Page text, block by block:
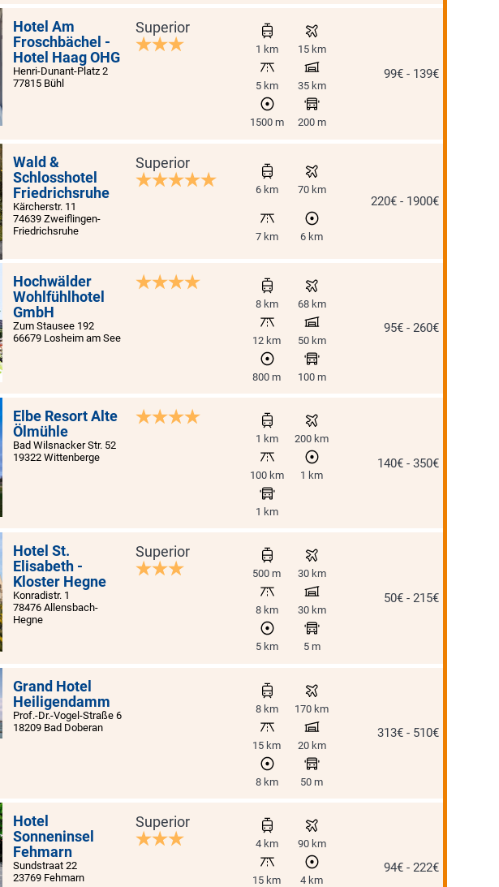
Hotel Am
Froschbächel -
Hotel Haag OHG
Henri-Dunant-Platz 2
77815 Bühl
Superior
1 km 15 km
5 km 35 km
1500 m 200 m
99€ - 139€
Wald &
Schlosshotel
Friedrichsruhe
Kärcherstr. 11
74639 Zweiflingen-
Friedrichsruhe
Superior
6 km 70 km
7 km 6 km
220€ - 1900€
Hochwälder
Wohlfühlhotel
GmbH
Zum Stausee 192
66679 Losheim am See
8 km 68 km
12 km 50 km
800 m 100 m
95€ - 260€
Elbe Resort Alte
Ölmühle
Bad Wilsnacker Str. 52
19322 Wittenberge
1 km 200 km
100 km 1 km
1 km
140€ - 350€
Hotel St.
Elisabeth -
Kloster Hegne
Konradistr. 1
78476 Allensbach-
Hegne
Superior
500 m 30 km
8 km 30 km
5 km 5 m
50€ - 215€
Grand Hotel
Heiligendamm
Prof.-Dr.-Vogel-Straße 6
18209 Bad Doberan
8 km 170 km
15 km 20 km
8 km 50 m
313€ - 510€
Hotel
Sonneninsel
Fehmarn
Sundstraat 22
23769 Fehmarn
Superior
4 km 90 km
15 km 4 km
94€ - 222€